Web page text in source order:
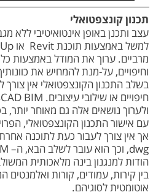
תכנון קונצפטואלי
עצב ותכנן באופן אינטואיטיבי ללא
מרביים. ערוך את המודל באמצעות
וחיפויים, על-מנת להמחיש את
בשלב התכנון הקונצפטואלי אין
ולערוך נושאים אלה גם מאוחר יותר,
עם אישור התכנון הקונצפטואלי,
אך אין צורך לעבור כעת לתוכנה
dwg, וכך הוא עובר לשלב הבא, ה– BIM.
בין קירות, עמודים, קורות ואלמנטים
אוטומטית לסוגיהם.